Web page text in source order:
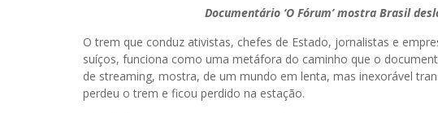
Documentário ‘O Fórum’ mostra Brasil
O trem que conduz ativistas, chefes de Estado, jornalistas e
suíços, funciona como uma metáfora do caminho que o
de streaming, mostra, de um mundo em lenta, mas inexorável
perdeu o trem e ficou perdido na estação.